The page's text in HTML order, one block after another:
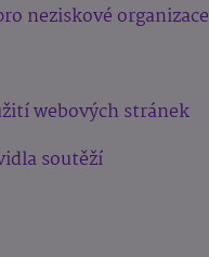
neziskové organizace
webových stránek
soutěží